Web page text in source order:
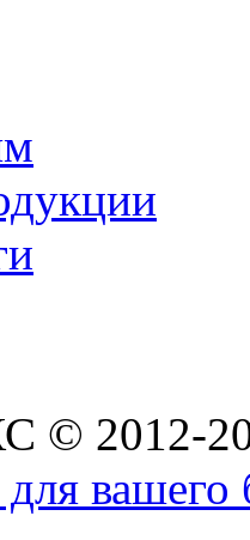
© 2012-
вашего